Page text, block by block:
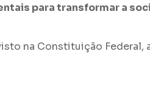
para transformar a
na Constituição